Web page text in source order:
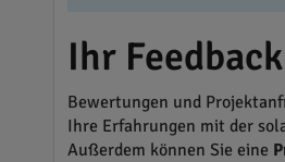
Ihr
Bewertungen und
Ihre Erfahrungen mit der
Außerdem können Sie eine